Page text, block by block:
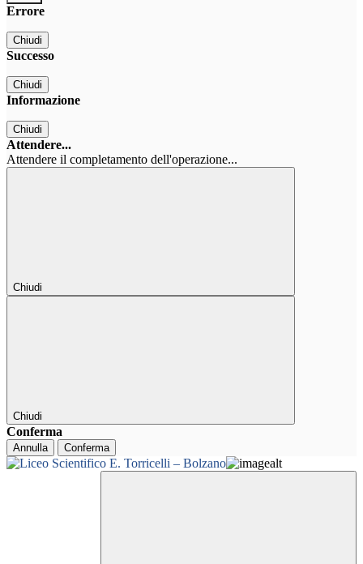
Errore
Chiudi
Successo
Chiudi
Informazione
Chiudi
Attendere...
Attendere il completamento dell'operazione...
Chiudi
Chiudi
Conferma
Annulla Conferma